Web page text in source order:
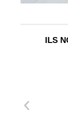
ILS